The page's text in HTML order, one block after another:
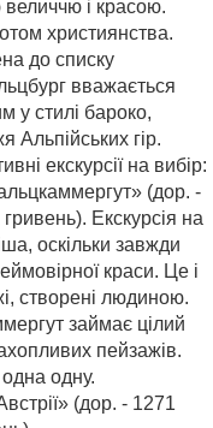
і красою.
християнства.
до списку
вважається
у стилі бароко,
Альпійських гір.
екскурсії на вибір:
(дор. -
Екскурсія на
оскільки завжди
краси. Це і
створені людиною.
займає цілий
пейзажів.
одну.
(дор. - 1271